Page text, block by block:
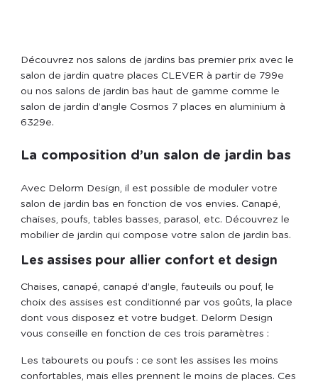
Découvrez nos salons de jardins bas premier prix avec le
salon de jardin quatre places CLEVER à partir de 799e
ou nos salons de jardin bas haut de gamme comme le
salon de jardin d’angle Cosmos 7 places en aluminium à
6329e.
La composition d’un salon de jardin bas
Avec Delorm Design, il est possible de moduler votre
salon de jardin bas en fonction de vos envies. Canapé,
chaises, poufs, tables basses, parasol, etc. Découvrez le
mobilier de jardin qui compose votre salon de jardin bas.
Les assises pour allier confort et design
Chaises, canapé, canapé d’angle, fauteuils ou pouf, le
choix des assises est conditionné par vos goûts, la place
dont vous disposez et votre budget. Delorm Design
vous conseille en fonction de ces trois paramètres :
Les tabourets ou poufs : ce sont les assises les moins
confortables, mais elles prennent le moins de places. Ces